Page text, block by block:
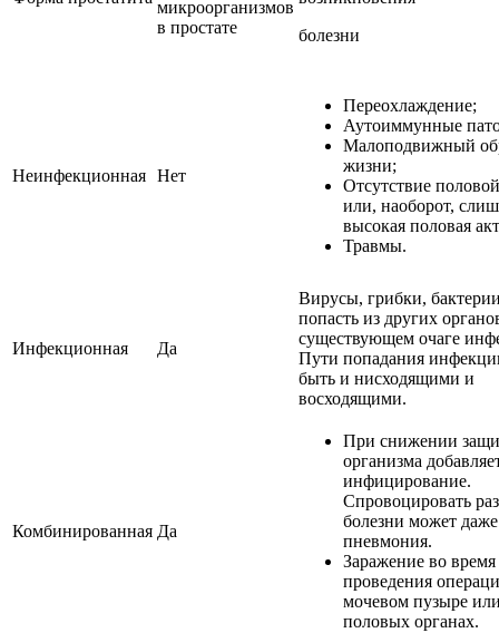
микроорганизмов
в простате
болезни
Неинфекционная Нет
Переохлаждение;
Аутоиммунные
Малоподвижный
жизни;
Отсутствие
или, наоборот,
высокая половая
Травмы.
Инфекционная Да
Вирусы, грибки,
попасть из других
существующем очаге
Пути попадания
быть и нисходящими и
восходящими.
Комбинированная Да
При снижении
организма
инфицирование.
Спровоцировать
болезни может даже
пневмония.
Заражение во время
проведения
мочевом пузыре
половых органах.